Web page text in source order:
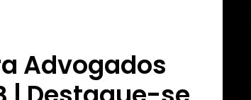
Advogados